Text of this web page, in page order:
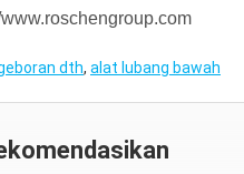
dth, alat lubang bawah